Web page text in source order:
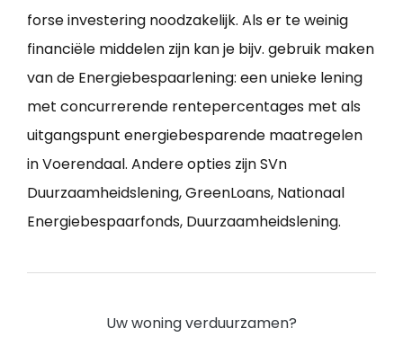
forse investering noodzakelijk. Als er te weinig
financiële middelen zijn kan je bijv. gebruik maken
van de Energiebespaarlening: een unieke lening
met concurrerende rentepercentages met als
uitgangspunt energiebesparende maatregelen
in Voerendaal. Andere opties zijn SVn
Duurzaamheidslening, GreenLoans, Nationaal
Energiebespaarfonds, Duurzaamheidslening.
Uw woning verduurzamen?